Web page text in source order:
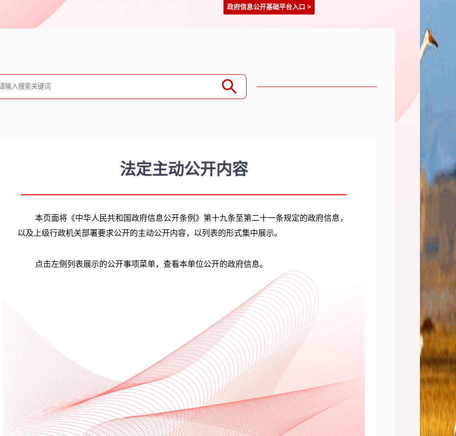
政府信息公开基础平台入口 >
法定主动公开内容
本页面将《中华人民共和国政府信息公开条例》第十九条至第二十一条规定的政府信息，
以及上级行政机关部署要求公开的主动公开内容，以列表的形式集中展示。
点击左侧列表展示的公开事项菜单，查看本单位公开的政府信息。